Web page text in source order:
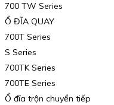
700 TW Series
Ổ ĐĨA QUAY
700T Series
S Series
700TK Series
700TE Series
Ổ đĩa trộn chuyển tiếp